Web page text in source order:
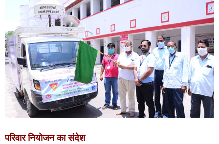
परिवार नियोजन का संदेश